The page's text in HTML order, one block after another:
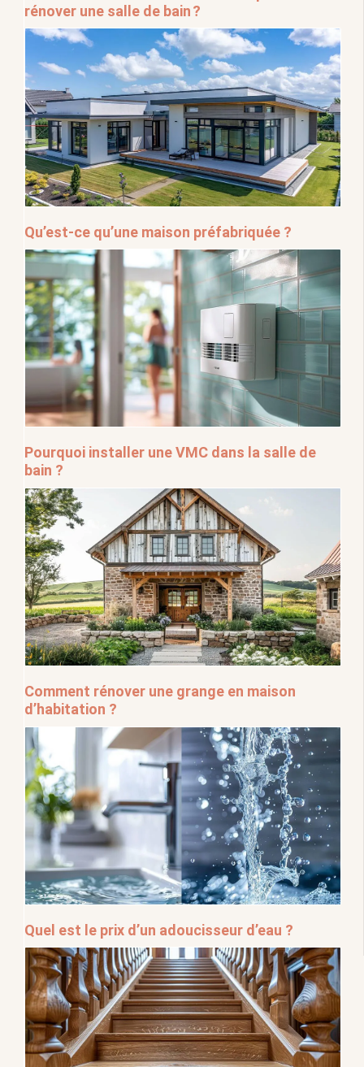
rénover une salle de bain ?
Qu’est-ce qu’une maison préfabriquée ?
Pourquoi installer une VMC dans la salle de
bain ?
Comment rénover une grange en maison
d’habitation ?
Quel est le prix d’un adoucisseur d’eau ?